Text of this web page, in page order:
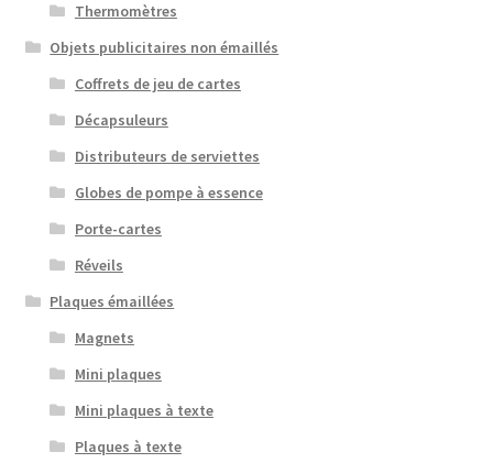
Thermomètres
Objets publicitaires non émaillés
Coffrets de jeu de cartes
Décapsuleurs
Distributeurs de serviettes
Globes de pompe à essence
Porte-cartes
Réveils
Plaques émaillées
Magnets
Mini plaques
Mini plaques à texte
Plaques à texte